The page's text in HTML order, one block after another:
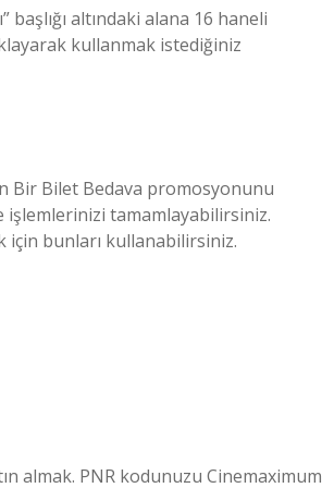
başlığı altındaki alana 16 haneli
kullanmak istediğiniz
Bir Bilet Bedava promosyonunu
işlemlerinizi tamamlayabilirsiniz.
için bunları kullanabilirsiniz.
almak. PNR kodunuzu Cinemaximum